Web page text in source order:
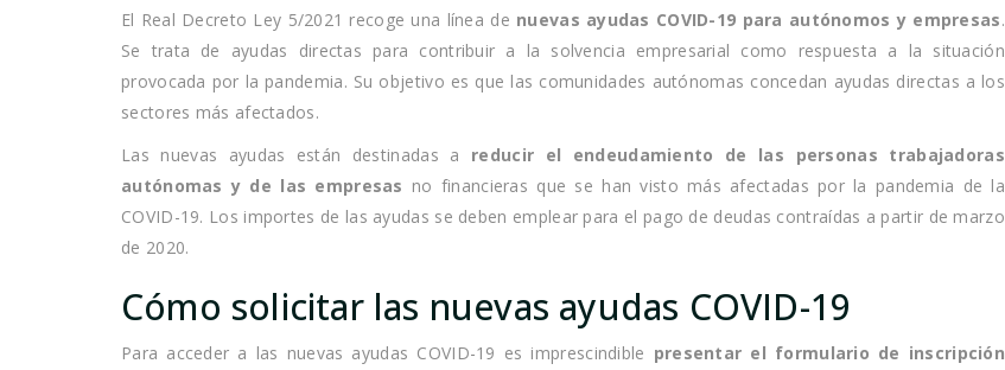
El Real Decreto Ley 5/2021 recoge una línea de nuevas ayudas COVID-19 para autónomos y empresas.
Se trata de ayudas directas para contribuir a la solvencia empresarial como respuesta a la situación
provocada por la pandemia. Su objetivo es que las comunidades autónomas concedan ayudas directas a los
sectores más afectados.
Las nuevas ayudas están destinadas a reducir el endeudamiento de las personas trabajadoras
autónomas y de las empresas no financieras que se han visto más afectadas por la pandemia de la
COVID-19. Los importes de las ayudas se deben emplear para el pago de deudas contraídas a partir de marzo
de 2020.
Cómo solicitar las nuevas ayudas COVID-19
Para acceder a las nuevas ayudas COVID-19 es imprescindible presentar el formulario de inscripción